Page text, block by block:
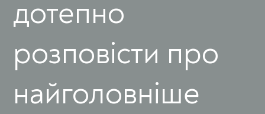
дотепно
розповісти про
найголовніше